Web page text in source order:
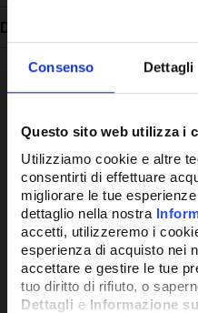
Consenso Dettagli
Questo sito web utilizza i
Utilizziamo cookie e altre
consentirti di effettuare
migliorare le tue
dettaglio nella nostra
accetti, utilizzeremo i
esperienza di acquisto nei
accettare e gestire le tue
tuo diritto di rifiuto, o
Dettagli e Informazione
Disponibilità
Potrebbe